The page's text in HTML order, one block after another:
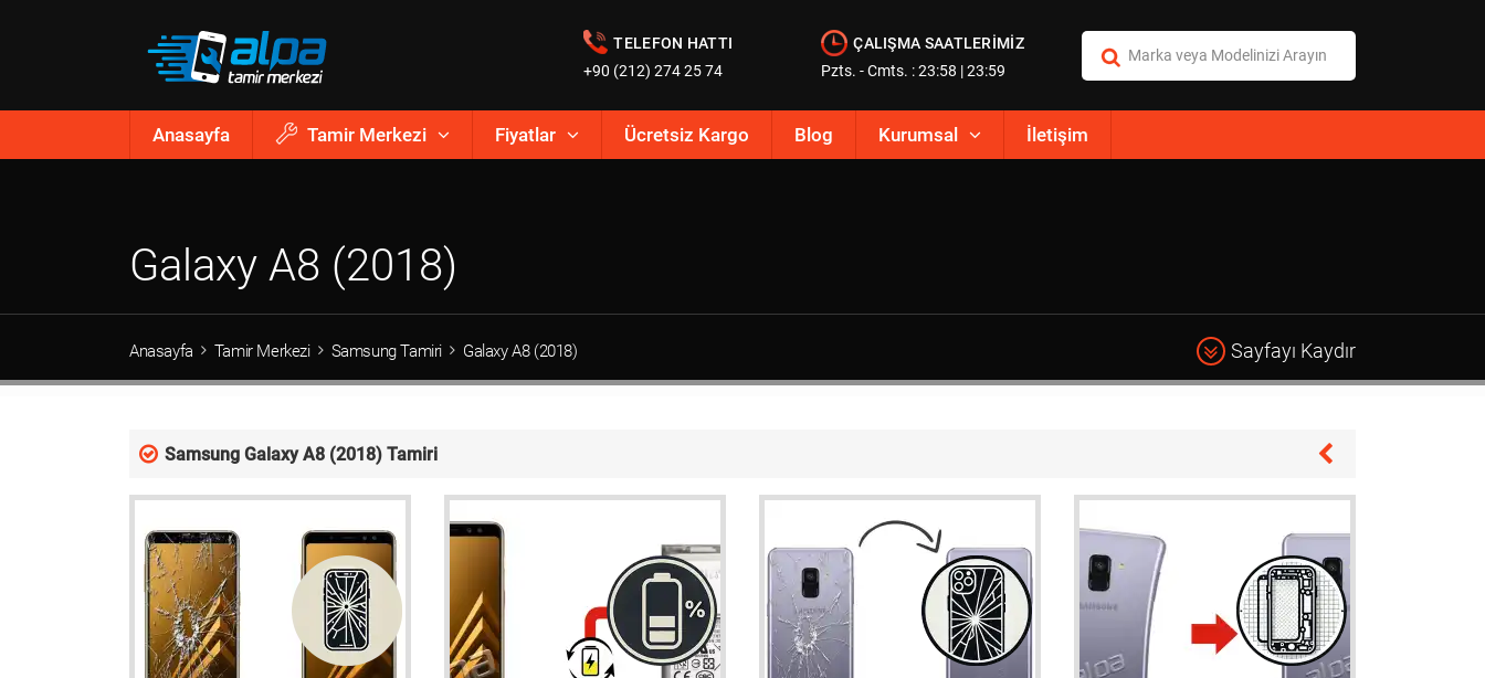
ÇALIŞMA SAATLERİMİZ
Pzts. - Cmts. : 23:58 | 23:59
TELEFON HATTI
+90 (212) 274 25 74
Anasayfa Tamir Merkezi Fiyatlar Ücretsiz Kargo Blog Kurumsal İletişim
Galaxy A8 (2018)
Anasayfa Tamir Merkezi Samsung Tamiri Galaxy A8 (2018) Sayfayı Kaydır
Samsung Galaxy A8 (2018) Tamiri